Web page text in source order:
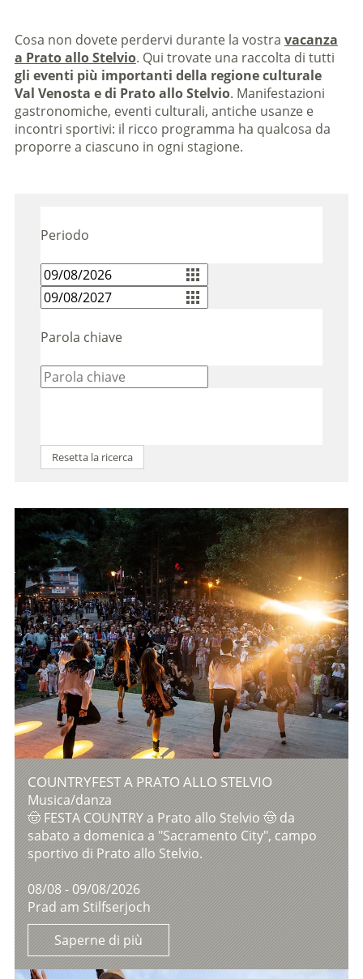
Cosa non dovete perdervi durante la vostra vacanza
a Prato allo Stelvio. Qui trovate una raccolta di tutti
gli eventi più importanti della regione culturale
Val Venosta e di Prato allo Stelvio. Manifestazioni
gastronomiche, eventi culturali, antiche usanze e
incontri sportivi: il ricco programma ha qualcosa da
proporre a ciascuno in ogni stagione.
Periodo
Parola chiave
Resetta la ricerca
COUNTRYFEST A PRATO ALLO STELVIO
Musica/danza
🤠 FESTA COUNTRY a Prato allo Stelvio 🤠 da
sabato a domenica a "Sacramento City", campo
sportivo di Prato allo Stelvio.
08/08 - 09/08/2026
Prad am Stilfserjoch
Saperne di più